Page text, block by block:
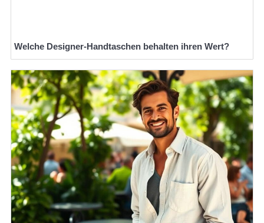
Welche Designer-Handtaschen behalten ihren Wert?